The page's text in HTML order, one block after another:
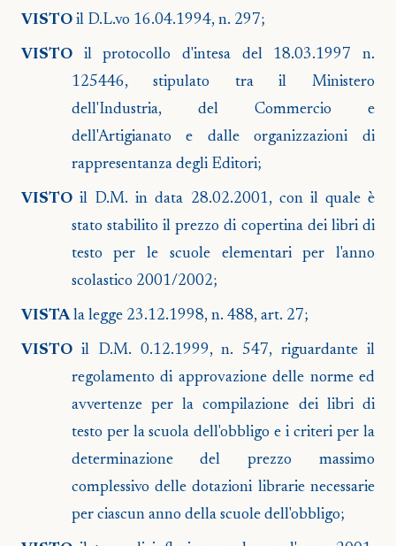
VISTO il D.L.vo 16.04.1994, n. 297;
VISTO il protocollo d'intesa del 18.03.1997 n.
125446, stipulato tra il Ministero
dell'Industria, del Commercio e
dell'Artigianato e dalle organizzazioni di
rappresentanza degli Editori;
VISTO il D.M. in data 28.02.2001, con il quale è
stato stabilito il prezzo di copertina dei libri di
testo per le scuole elementari per l'anno
scolastico 2001/2002;
VISTAla legge 23.12.1998, n. 488, art. 27;
VISTO il D.M. 0.12.1999, n. 547, riguardante il
regolamento di approvazione delle norme ed
avvertenze per la compilazione dei libri di
testo per la scuola dell'obbligo e i criteri per la
determinazione del prezzo massimo
complessivo delle dotazioni librarie necessarie
per ciascun anno della scuole dell'obbligo;